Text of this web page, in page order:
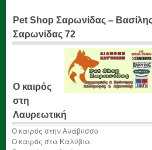
Pet Shop Σαρωνίδας –
Σαρωνίδας 72
Ο καιρός
στη
Λαυρεωτική
Ο καιρός στην Ανάβυσσο
Ο καιρός στα Καλύβια